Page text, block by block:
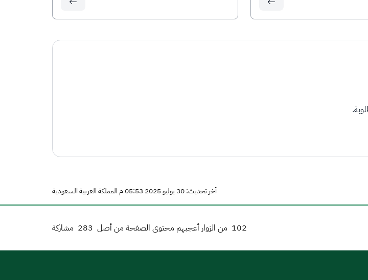
آخر تحديث: 30 يوليو 2025 05:53 م المملكة العربية السعودية
102 من الزوار أعجبهم محتوى الصفحة من أصل 283 مشاركة